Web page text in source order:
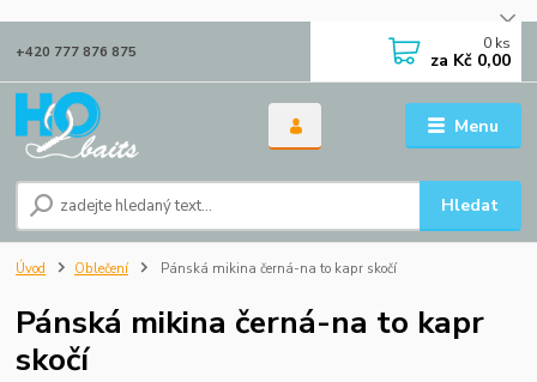
Menu
Hledat
+420 777 876 875 0 ks
za Kč 0,00
Úvod Oblečení Pánská mikina černá-na to kapr skočí
Pánská mikina černá-na to kapr
skočí